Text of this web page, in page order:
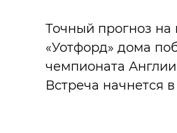
Точный прогноз на
«Уотфорд» дома
чемпионата
Встреча начнется